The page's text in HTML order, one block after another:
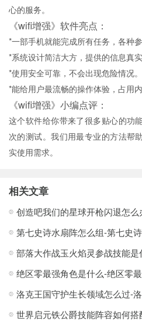
心的服务。
《wifi增强》软件亮点：
*一部手机就能完成所有任务，各种
*系统设计简洁大方，提供的信息真
*使用安全可靠，不会出现危险情况。
*能给用户最流畅的操作体验，占用
《wifi增强》小编点评：
这个软件给你带来了很多贴心的功
次的测试。我们用最专业的方法帮
实使用需求。
相关文章
第七史诗水扇阵怎么组-第七史
绝区零最强角色是什么-绝区零